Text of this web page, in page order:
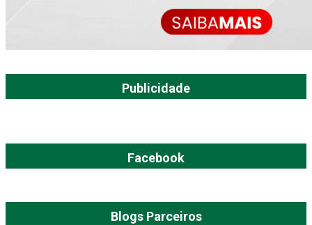
Publicidade
Facebook
Blogs Parceiros